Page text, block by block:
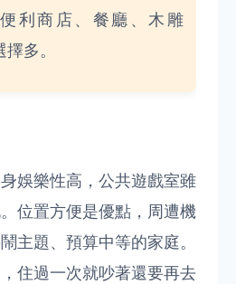
利商店、餐廳、木雕
多。
娛樂性高，公共遊戲室雖
位置方便是優點，周遭機
主題、預算中等的家庭。
住過一次就吵著還要再去